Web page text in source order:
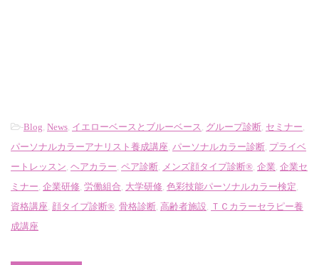
-Blog, News, イエローベースとブルーベース , グループ診断, セミナー,
パーソナルカラーアナリスト養成講座, パーソナルカラー診断, プライベ
ートレッスン, ヘアカラー, ペア診断, メンズ顔タイプ診断®, 企業, 企業セ
ミナー, 企業研修, 労働組合, 大学研修, 色彩技能パーソナルカラー検定,
資格講座, 顔タイプ診断®, 骨格診断, 高齢者施設, ＴＣカラーセラピー養
成講座